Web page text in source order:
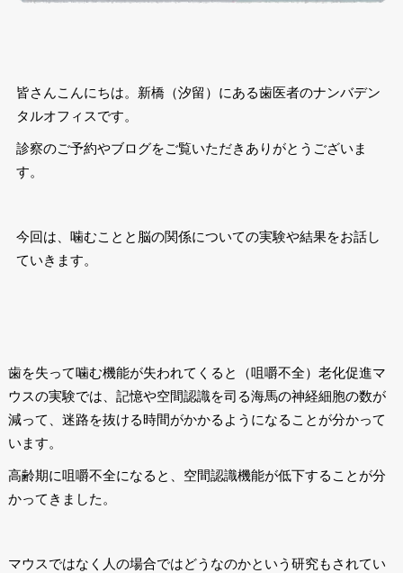
皆さんこんにちは。新橋（汐留）にある歯医者のナンバデン
タルオフィスです。
診察のご予約やブログをご覧いただきありがとうございま
す。
今回は、噛むことと脳の関係についての実験や結果をお話し
ていきます。
歯を失って噛む機能が失われてくると（咀嚼不全）老化促進マ
ウスの実験では、記憶や空間認識を司る海馬の神経細胞の数が
減って、迷路を抜ける時間がかかるようになることが分かって
います。
高齢期に咀嚼不全になると、空間認識機能が低下することが分
かってきました。
マウスではなく人の場合ではどうなのかという研究もされてい